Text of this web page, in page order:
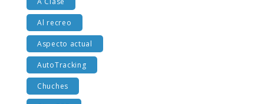
A Clase
Al recreo
Aspecto actual
AutoTracking
Chuches